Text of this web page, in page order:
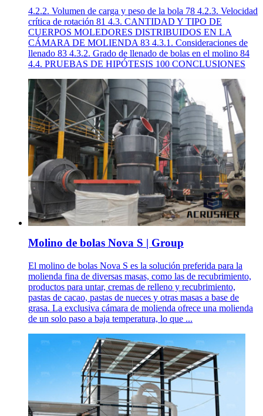
4.2.2. Volumen de carga y peso de la bola 78 4.2.3. Velocidad
crítica de rotación 81 4.3. CANTIDAD Y TIPO DE
CUERPOS MOLEDORES DISTRIBUIDOS EN LA
CÁMARA DE MOLIENDA 83 4.3.1. Consideraciones de
llenado 83 4.3.2. Grado de llenado de bolas en el molino 84
4.4. PRUEBAS DE HIPÓTESIS 100 CONCLUSIONES
Molino de bolas Nova S | Group
El molino de bolas Nova S es la solución preferida para la
molienda fina de diversas masas, como las de recubrimiento,
productos para untar, cremas de relleno y recubrimiento,
pastas de cacao, pastas de nueces y otras masas a base de
grasa. La exclusiva cámara de molienda ofrece una molienda
de un solo paso a baja temperatura, lo que ...